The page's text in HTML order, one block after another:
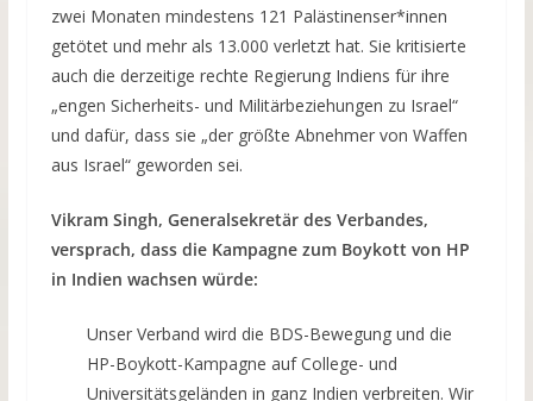
zwei Monaten mindestens 121 Palästinenser*innen
getötet und mehr als 13.000 verletzt hat. Sie kritisierte
auch die derzeitige rechte Regierung Indiens für ihre
„engen Sicherheits- und Militärbeziehungen zu Israel“
und dafür, dass sie „der größte Abnehmer von Waffen
aus Israel“ geworden sei.
Vikram Singh, Generalsekretär des Verbandes,
versprach, dass die Kampagne zum Boykott von HP
in Indien wachsen würde:
Unser Verband wird die BDS-Bewegung und die
HP-Boykott-Kampagne auf College- und
Universitätsgeländen in ganz Indien verbreiten. Wir